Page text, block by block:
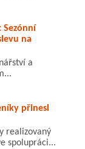
na
a
přinesl
realizovaný
spolupráci...